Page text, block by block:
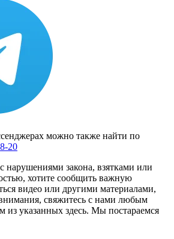
можно также найти по
20
нарушениями закона, взятками или
хотите сообщить важную
видео или другими материалами,
свяжитесь с нами любым
из указанных здесь. Мы постараемся